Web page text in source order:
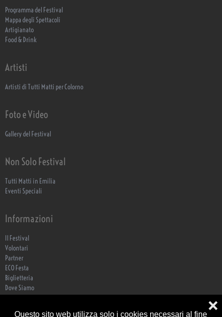
Questo sito web utilizza solo i cookies necessari al fine
❌
Programma del Festival
Mappa degli Spettacoli
Artigianato
Food & Drink
Artisti
Artisti di Tutti Matti per Colorno
Foto e Video
Gallery del Festival
Non Solo Festival
Tutti Matti in Emilia
Eventi Speciali
Informazioni
Il Festival
Volontari
Partner
ECO Festa
Biglietteria
Dove Siamo